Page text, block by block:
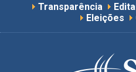
Transparência
Eleições